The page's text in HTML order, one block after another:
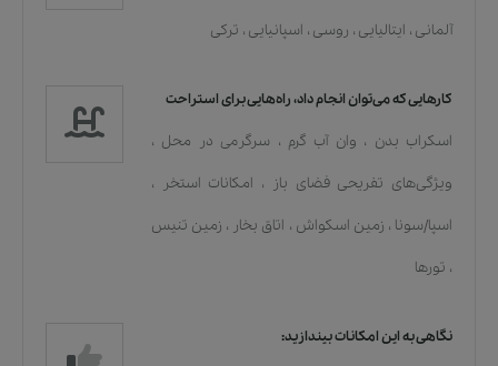
آلمانی ، ایتالیایی ، روسی ، اسپانیایی ، ترکی
کارهایی که می‌توان انجام داد، راه‌هایی برای استراحت
اسکراب بدن ، وان آب گرم ، سرگرمی در محل ،
ویژگی‌های تفریحی فضای باز ، امکانات استخر ،
اسپا/سونا ، زمین اسکواش ، اتاق بخار ، زمین تنیس
، تورها
نگاهی به این امکانات بیندازید: